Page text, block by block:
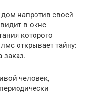
напротив своей
в окне
которого
открывает тайну:
заказ.
человек,